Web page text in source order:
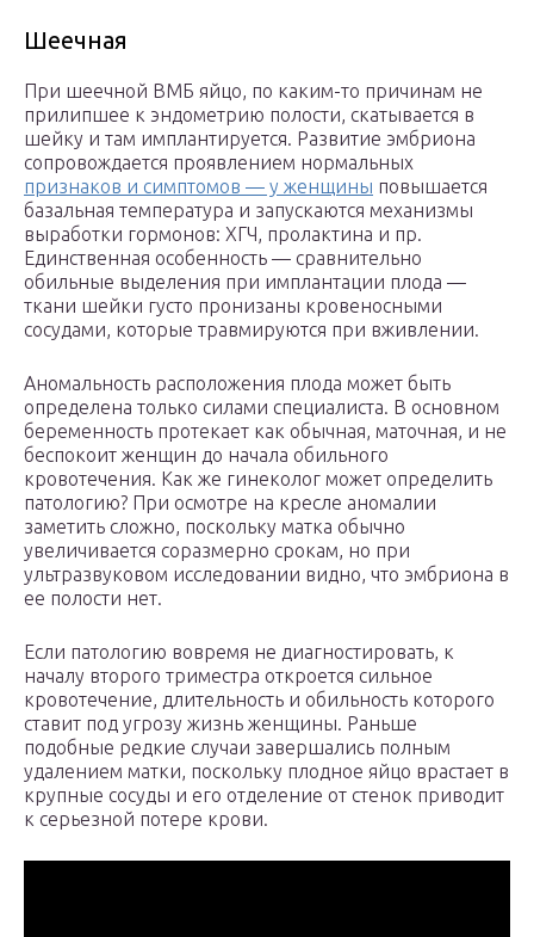
Шеечная
При шеечной ВМБ яйцо, по каким-то причинам не
прилипшее к эндометрию полости, скатывается в
шейку и там имплантируется. Развитие эмбриона
сопровождается проявлением нормальных
признаков и симптомов — у женщины повышается
базальная температура и запускаются механизмы
выработки гормонов: ХГЧ, пролактина и пр.
Единственная особенность — сравнительно
обильные выделения при имплантации плода —
ткани шейки густо пронизаны кровеносными
сосудами, которые травмируются при вживлении.
Аномальность расположения плода может быть
определена только силами специалиста. В основном
беременность протекает как обычная, маточная, и не
беспокоит женщин до начала обильного
кровотечения. Как же гинеколог может определить
патологию? При осмотре на кресле аномалии
заметить сложно, поскольку матка обычно
увеличивается соразмерно срокам, но при
ультразвуковом исследовании видно, что эмбриона в
ее полости нет.
Если патологию вовремя не диагностировать, к
началу второго триместра откроется сильное
кровотечение, длительность и обильность которого
ставит под угрозу жизнь женщины. Раньше
подобные редкие случаи завершались полным
удалением матки, поскольку плодное яйцо врастает в
крупные сосуды и его отделение от стенок приводит
к серьезной потере крови.